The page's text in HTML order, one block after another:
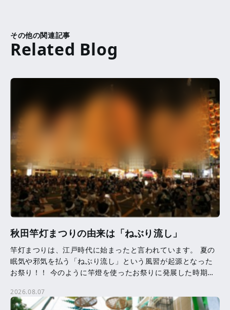
その他の関連記事
秋田竿灯まつりの由来は「ねぶり流し」
竿灯まつりは、江戸時代に始まったと言われています。 夏の
眠気や邪気を払う「ねぶり流し」という風習が起源となった
お祭り！！ 今のように竿燈を使ったお祭りに発展した時期等
[…]
2026.08.07